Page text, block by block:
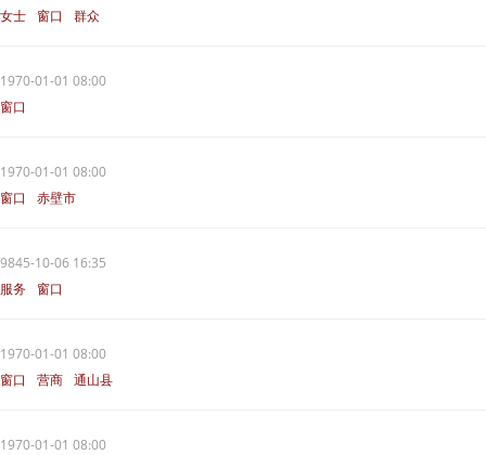
女士
窗口 群众
1970-01-01 08:00
窗口
1970-01-01 08:00
窗口
赤壁市
9845-10-06 16:35
服务
窗口
1970-01-01 08:00
窗口
营商 通山县
1970-01-01 08:00